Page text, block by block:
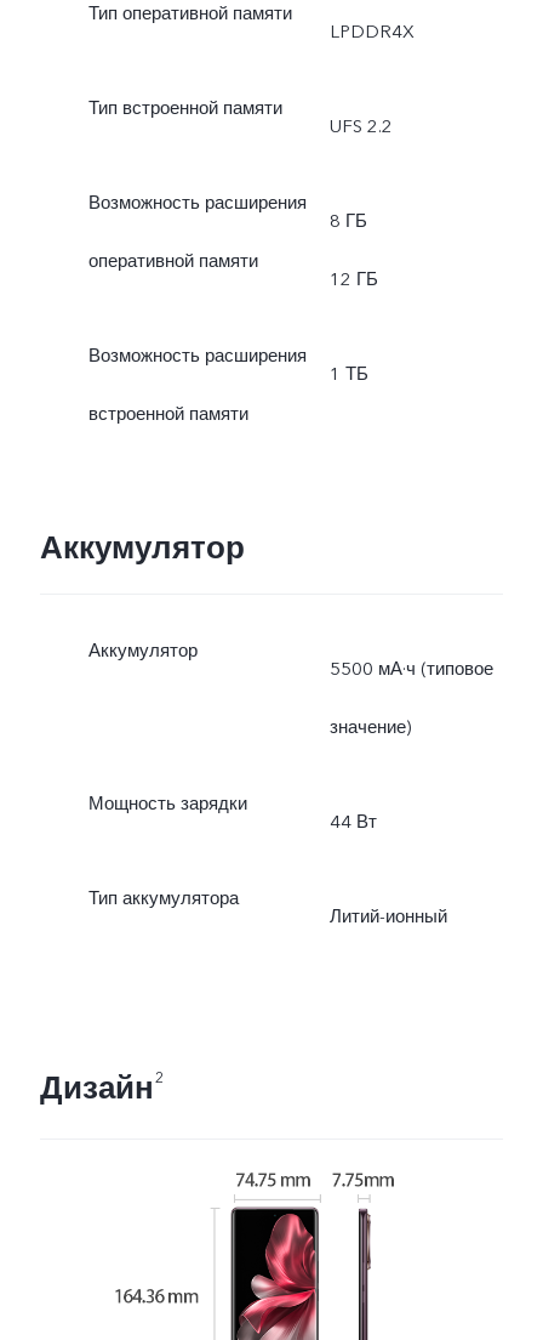
Тип оперативной памяти
LPDDR4X
Тип встроенной памяти
UFS 2.2
Возможность расширения
оперативной памяти
8 ГБ
12 ГБ
Возможность расширения
встроенной памяти
1 ТБ
Аккумулятор
Аккумулятор
5500 мА·ч (типовое
значение)
Мощность зарядки
44 Вт
Тип аккумулятора
Литий-ионный
Дизайн2